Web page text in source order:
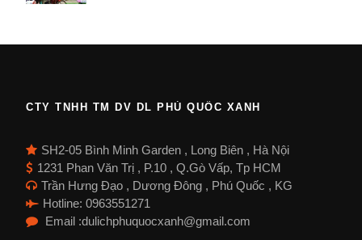
CTY TNHH TM DV DL PHÚ QUỐC XANH
SH2-05 Bình Minh Garden , Long Biên , Hà Nội
1231 Phan Văn Trị , P.10 , Q.Gò Vấp, Tp HCM
Trần Hưng Đạo , Dương Đông , Phú Quốc , KG
Hotline: 0963551271
Email :dulichphuquocxanh@gmail.com